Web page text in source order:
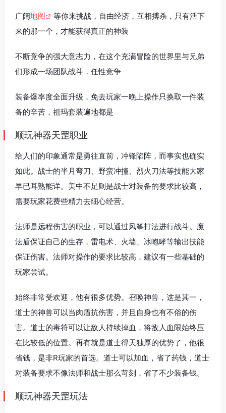
广阔地图
等你来挑战，自由经济，互相搏杀，只有活下
来的那一个，才能获得真正的神装
不断竞争的强大意志力，在这个充满冒险的世界里与兄弟
们形成一场团队战斗，任性竞争
装备爆率度全面升级，免去玩家一晚上操作只换取一件装
备的辛苦，祖玛套装遍地都是
顺玩神器天罡职业
给人们的印象通常是勇往直前，冲锋陷阵，而事实也确实
如此。战士的半月弯刀、野蛮冲撞、烈火刀法等技能大家
早已耳熟能详。美中不足则是战士对装备的要求比较高，
需要玩家花费些精力去细心经营。
法师是远程伤害的职业，可以通过风筝打法进行战斗。魔
法盾保证自己的生存，雷电术、火墙、冰咆哮等输出技能
保证伤害。法师对操作的要求比较高，建议有一些基础的
玩家尝试。
始终非常受欢迎，他有很多优势。召唤神兽，这是其一，
道士的神兽可以当肉盾抗伤害，并且自身也有不俗的伤
害。道士的毒符可以让敌人持续掉血，将敌人血限始终压
在比较低的位置。再有就是道士得天独厚的优势了，他很
省钱，是非R玩家的首选。道士可以加血，省了药钱，道士
对装备要求不像法师和战士那么苛刻，省了不少装备钱。
顺玩神器天罡玩法